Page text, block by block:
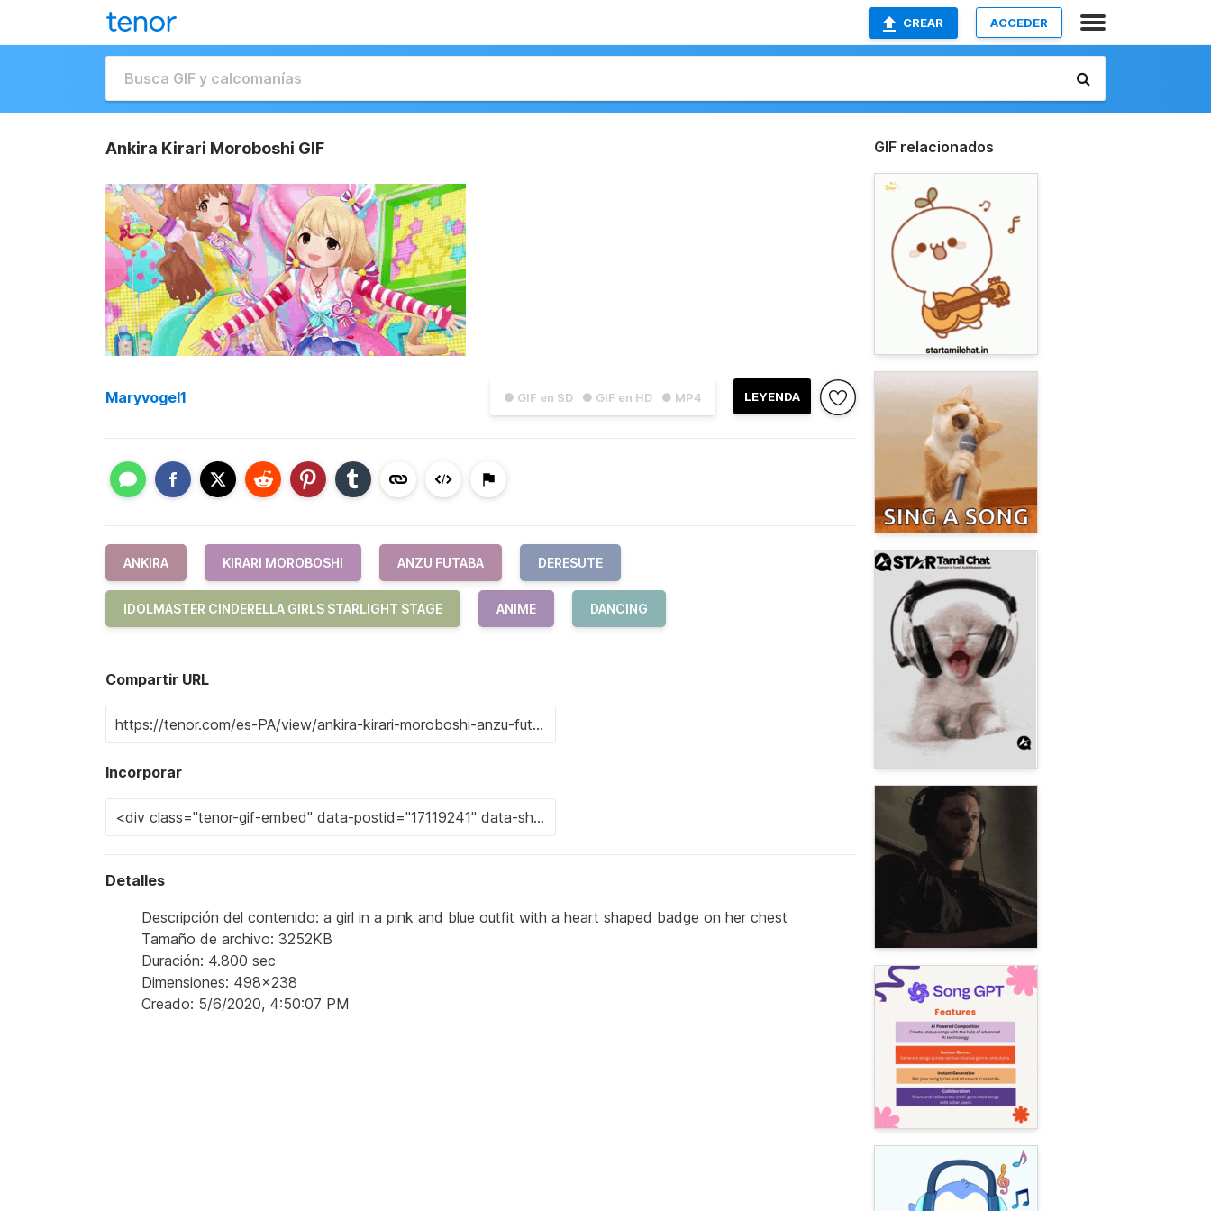
CREAR ACCEDER
Ankira Kirari Moroboshi GIF
● GIF en SD ● GIF en HD ● MP4 LEYENDA
Maryvogel1
ANKIRA KIRARI MOROBOSHI ANZU FUTABA DERESUTE
IDOLMASTER CINDERELLA GIRLS STARLIGHT STAGE ANIME DANCING
Compartir URL
Incorporar
Detalles
Descripción del contenido: a girl in a pink and blue outfit with a heart shaped badge on her chest
Tamaño de archivo: 3252KB
Duración: 4.800 sec
Dimensiones: 498x238
Creado: 5/6/2020, 4:50:07 PM
GIF relacionados